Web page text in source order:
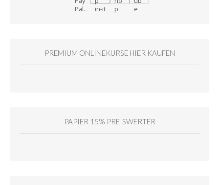
PREMIUM ONLINEKURSE HIER KAUFEN
PAPIER 15% PREISWERTER